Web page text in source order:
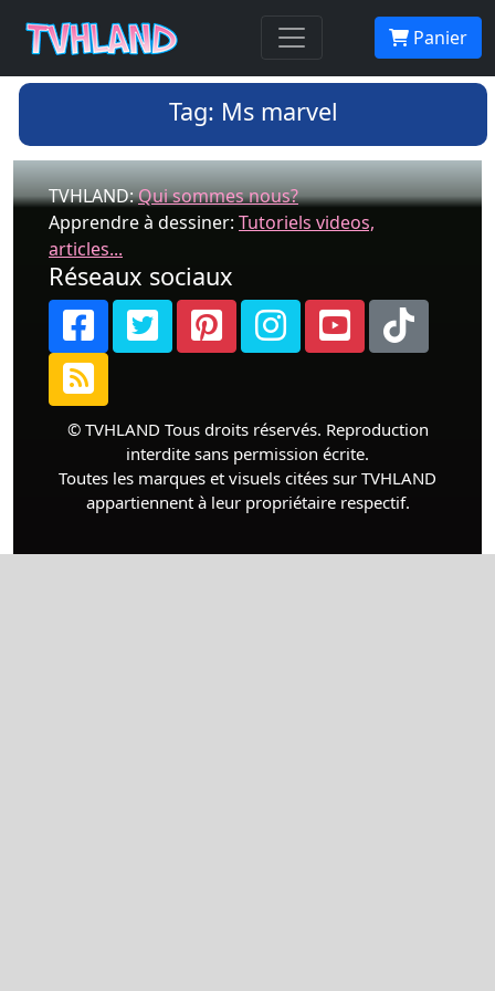
Panier
Tag: Ms marvel
TVHLAND:Qui sommes nous?
Apprendre à dessiner: Tutoriels videos,
articles...
Réseaux sociaux
© TVHLAND Tous droits réservés. Reproduction
interdite sans permission écrite.
Toutes les marques et visuels citées sur TVHLAND
appartiennent à leur propriétaire respectif.